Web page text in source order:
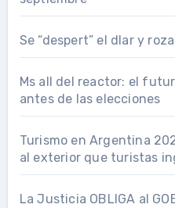
Se “despert” el dlar y
Ms all del reactor: el
antes de las elecciones
Turismo en Argentina
al exterior que turistas
La Justicia OBLIGA al